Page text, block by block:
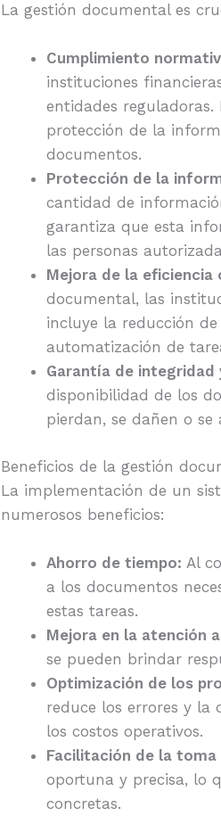
La gestión documental es
Cumplimiento
instituciones
entidades
protección de la
documentos.
Protección de la
cantidad de
garantiza que esta
las personas
Mejora de la eficiencia
documental, las
incluye la reducción
automatización de
Garantía de integridad
disponibilidad de los
pierdan, se dañen o
Beneficios de la gestión
La implementación de un
numerosos beneficios:
Ahorro de tiempo: Al
a los documentos
estas tareas.
Mejora en la atención
se pueden brindar
Optimización de los
reduce los errores y la
los costos operativos.
Facilitación de la toma
oportuna y precisa, lo
concretas.